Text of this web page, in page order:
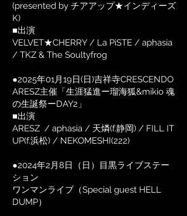
(presented by チアアップ★インディーズ
K)​
■出演
VELVET★CHERRY / La PiSTE / aphasia
/ TKZ & The Soultyfrog
●2025年01月19日(日)吉祥寺CRESCENDO
ARESZ主催「生涯猛進ー瑠海狐&mikio 魂
の生誕祭ーDAY2」
■出演
ARESZ / aphasia / 天燐(f.静岡) / FILL IT
UP(f.浜松) / NEKOMESHI(222)
●2024年2月8日（日）目黒ライブステー
ション
ワンマンライブ（Special guest HELL
DUMP）